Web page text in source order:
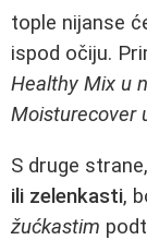
tople nijanse
ispod očiju.
Healthy Mix u
Moisturecover
S druge
ili zelenkasti,
žućkastim